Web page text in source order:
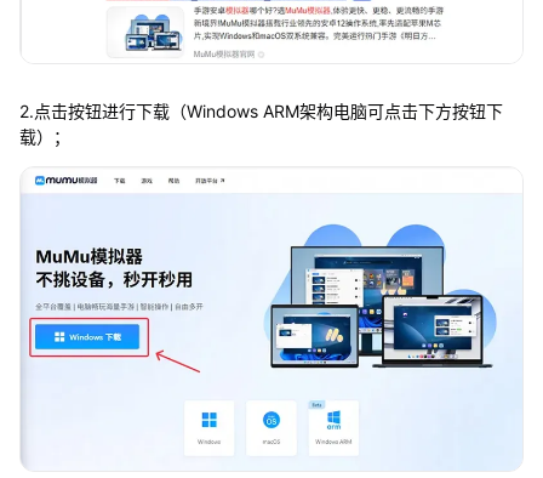
2.点击按钮进行下载（Windows ARM架构电脑可点击下方按钮下
载）；